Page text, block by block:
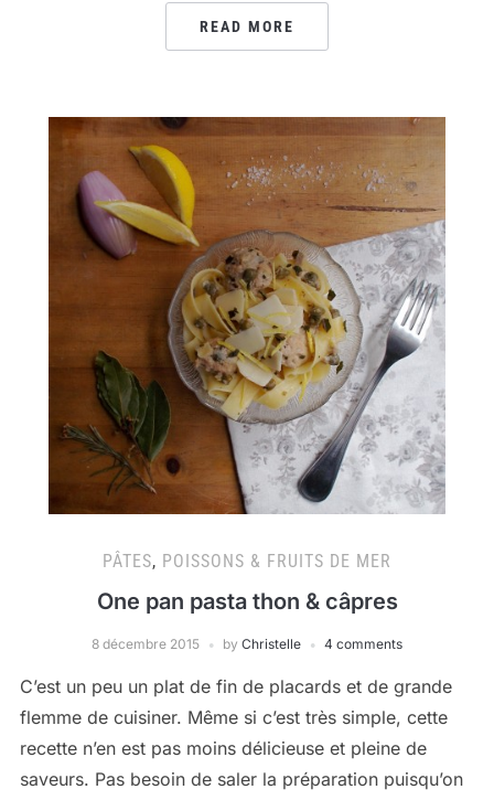
READ MORE
PÂTES, POISSONS & FRUITS DE MER
One pan pasta thon & câpres
8 décembre 2015 by Christelle 4 comments
C’est un peu un plat de fin de placards et de grande
flemme de cuisiner. Même si c’est très simple, cette
recette n’en est pas moins délicieuse et pleine de
saveurs. Pas besoin de saler la préparation puisqu’on